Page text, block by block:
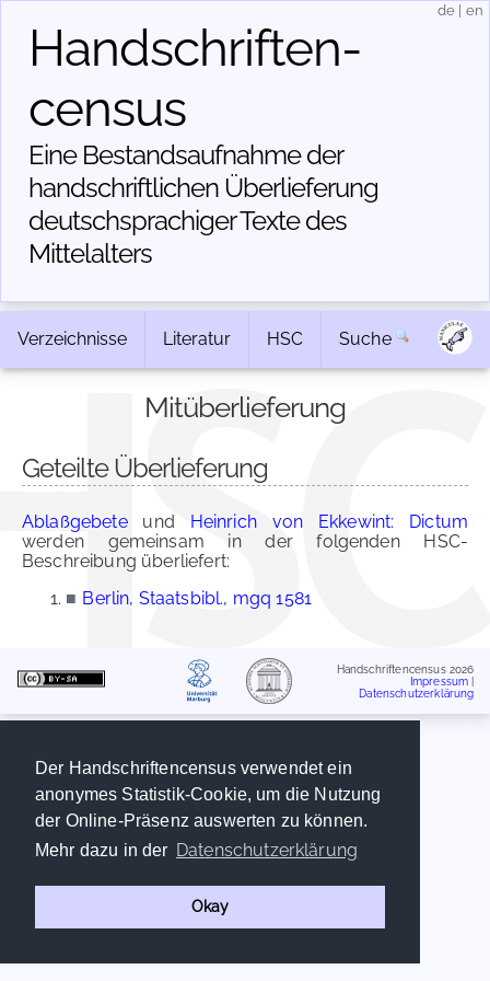
Der Handschriftencensus verwendet ein
anonymes Statistik-Cookie, um die Nutzung
der Online-Präsenz auswerten zu können.
Mehr dazu in der Datenschutzerklärung
Okay
Handschriften­
census
Eine Bestandsaufnahme der
handschriftlichen Über­lieferung
deutschsprachiger Texte des
Mittelalters
de en
Verzeichnisse Literatur HSC Suche
Mitüberlieferung
Geteilte Überlieferung
Ablaßgebeteund Heinrich von Ekkewint: Dictum
werden gemeinsam in der folgenden HSC-
Beschreibung überliefert:
■ Berlin, Staatsbibl., mgq 1581
Handschriftencensus 2026
Impressum
Datenschutzerklärung